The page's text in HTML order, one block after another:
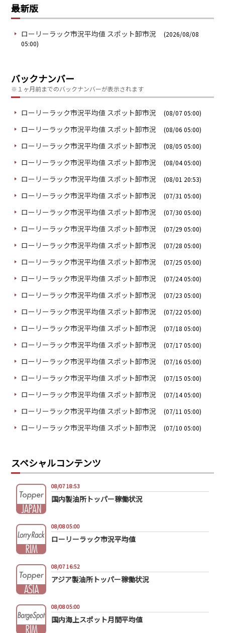
最新版
ローリーラック市況平均値 スポット卸市況
(2026/08/08
05:00)
バックナンバー
※１ヶ月前までのバックナンバーが表示されます
ローリーラック市況平均値 スポット卸市況 (08/07 05:00)
ローリーラック市況平均値 スポット卸市況 (08/06 05:00)
ローリーラック市況平均値 スポット卸市況 (08/05 05:00)
ローリーラック市況平均値 スポット卸市況 (08/04 05:00)
ローリーラック市況平均値 スポット卸市況 (08/01 20:53)
ローリーラック市況平均値 スポット卸市況 (07/31 05:00)
ローリーラック市況平均値 スポット卸市況 (07/30 05:00)
ローリーラック市況平均値 スポット卸市況 (07/29 05:00)
ローリーラック市況平均値 スポット卸市況 (07/28 05:00)
ローリーラック市況平均値 スポット卸市況 (07/25 05:00)
ローリーラック市況平均値 スポット卸市況 (07/24 05:00)
ローリーラック市況平均値 スポット卸市況 (07/23 05:00)
ローリーラック市況平均値 スポット卸市況 (07/22 05:00)
ローリーラック市況平均値 スポット卸市況 (07/18 05:00)
ローリーラック市況平均値 スポット卸市況 (07/17 05:00)
ローリーラック市況平均値 スポット卸市況 (07/16 05:00)
ローリーラック市況平均値 スポット卸市況 (07/15 05:00)
ローリーラック市況平均値 スポット卸市況 (07/14 05:00)
ローリーラック市況平均値 スポット卸市況 (07/11 05:00)
ローリーラック市況平均値 スポット卸市況 (07/10 05:00)
スペシャルコンテンツ
08/07 18:53
国内製油所トッパー稼働状況
08/08 05:00
ローリーラック市況平均値
08/07 16:52
アジア製油所トッパー稼働状況
08/08 05:00
国内海上スポット月間平均値